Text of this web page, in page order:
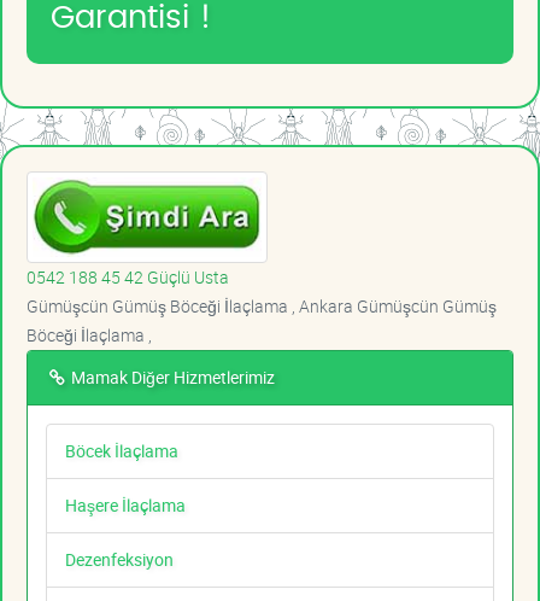
Garantisi !
0542 188 45 42 Güçlü Usta
Gümüşcün Gümüş Böceği İlaçlama , Ankara Gümüşcün Gümüş
Böceği İlaçlama ,
Mamak Diğer Hizmetlerimiz
Böcek İlaçlama
Haşere İlaçlama
Dezenfeksiyon